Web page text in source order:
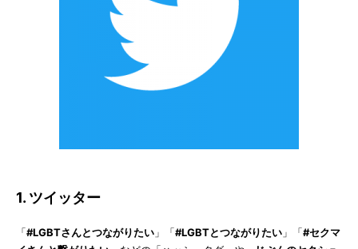
1. ツイッター
「#LGBTさんとつながりたい 」「#LGBTとつながりたい 」「#セクマ